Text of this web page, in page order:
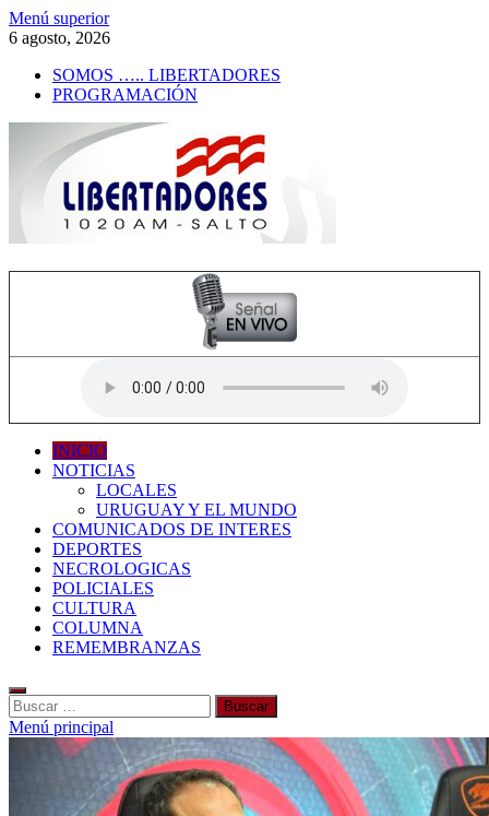
Saltar
al
Menú superior
6 agosto, 2026
SOMOS ….. LIBERTADORES
PROGRAMACIÓN
Radio Libertadores
INICIO
NOTICIAS
LOCALES
URUGUAY Y EL MUNDO
COMUNICADOS DE INTERES
DEPORTES
NECROLOGICAS
POLICIALES
CULTURA
COLUMNA
REMEMBRANZAS
Buscar:
Menú principal